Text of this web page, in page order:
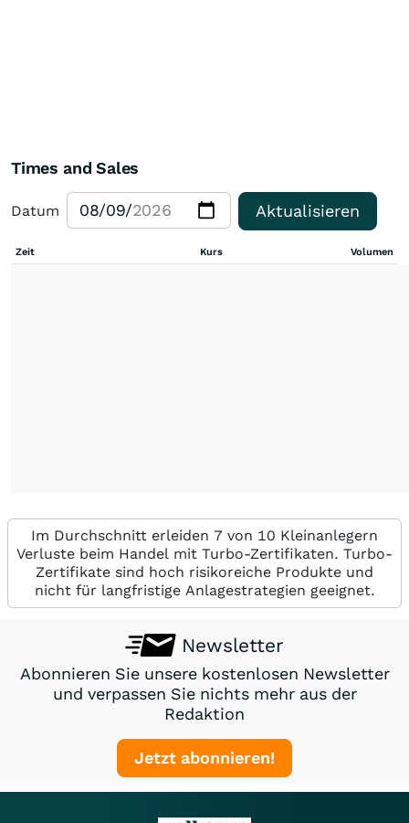
Times and Sales
Datum Aktualisieren
Zeit Kurs Volumen
Im Durchschnitt erleiden 7 von 10 Kleinanlegern
Verluste beim Handel mit Turbo-Zertifikaten. Turbo-
Zertifikate sind hoch risikoreiche Produkte und
nicht für langfristige Anlagestrategien geeignet.
Newsletter
Abonnieren Sie unsere kostenlosen Newsletter
und verpassen Sie nichts mehr aus der
Redaktion
Jetzt abonnieren!